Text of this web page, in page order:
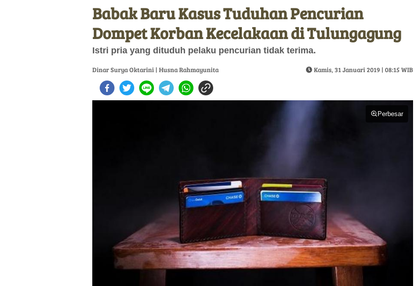
Babak Baru Kasus Tuduhan Pencurian
Dompet Korban Kecelakaan di Tulungagung
Istri pria yang dituduh pelaku pencurian tidak terima.
Dinar Surya Oktarini | Husna Rahmayunita Kamis, 31 Januari 2019 | 08:15 WIB
Perbesar